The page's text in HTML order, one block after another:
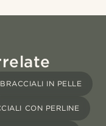
BRACCIALI IN PELLE
CON PERLINE